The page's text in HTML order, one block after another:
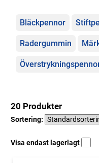
Kategorier
Bläckpennor
Radergummin
20 Produkter
Sortering:
Visa endast lagerlagt